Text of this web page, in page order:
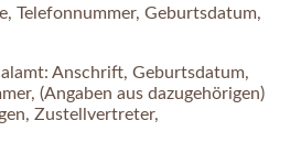
Telefonnummer, Geburtsdatum,
Anschrift, Geburtsdatum,
(Angaben aus dazugehörigen)
Zustellvertreter,